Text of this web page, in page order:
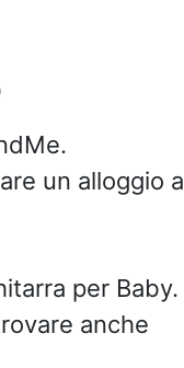
un alloggio a
per Baby.
anche